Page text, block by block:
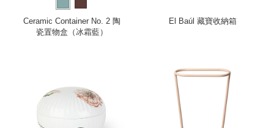
Ceramic Container No. 2 陶
瓷置物盒（冰霜藍）
El Baúl 藏寶收納箱